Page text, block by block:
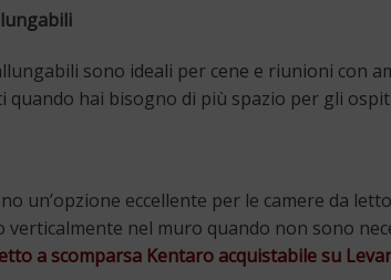
sono ideali per cene e riunioni con
quando hai bisogno di più spazio per gli
un’opzione eccellente per le camere da
verticalmente nel muro quando non sono
a scomparsa Kentaro acquistabile su